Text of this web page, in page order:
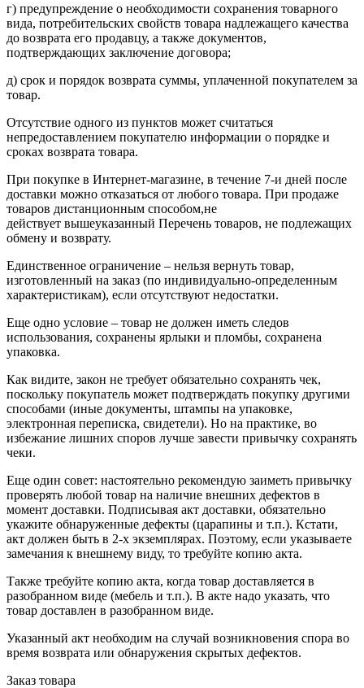
г) предупреждение о необходимости сохранения товарного
вида, потребительских свойств товара надлежащего качества
до возврата его продавцу, а также документов,
подтверждающих заключение договора;
д) срок и порядок возврата суммы, уплаченной покупателем за
товар.
Отсутствие одного из пунктов может считаться
непредоставлением покупателю информации о порядке и
сроках возврата товара.
При покупке в Интернет-магазине, в течение 7-и дней после
доставки можно отказаться от любого товара. При продаже
товаров дистанционным способом,не
действует вышеуказанный Перечень товаров, не подлежащих
обмену и возврату.
Единственное ограничение – нельзя вернуть товар,
изготовленный на заказ (по индивидуально-определенным
характеристикам), если отсутствуют недостатки.
Еще одно условие – товар не должен иметь следов
использования, сохранены ярлыки и пломбы, сохранена
упаковка.
Как видите, закон не требует обязательно сохранять чек,
поскольку покупатель может подтверждать покупку другими
способами (иные документы, штампы на упаковке,
электронная переписка, свидетели). Но на практике, во
избежание лишних споров лучше завести привычку сохранять
чеки.
Еще один совет: настоятельно рекомендую заиметь привычку
проверять любой товар на наличие внешних дефектов в
момент доставки. Подписывая акт доставки, обязательно
укажите обнаруженные дефекты (царапины и т.п.). Кстати,
акт должен быть в 2-х экземплярах. Поэтому, если указываете
замечания к внешнему виду, то требуйте копию акта.
Также требуйте копию акта, когда товар доставляется в
разобранном виде (мебель и т.п.). В акте надо указать, что
товар доставлен в разобранном виде.
Указанный акт необходим на случай возникновения спора во
время возврата или обнаружения скрытых дефектов.
Заказ товара